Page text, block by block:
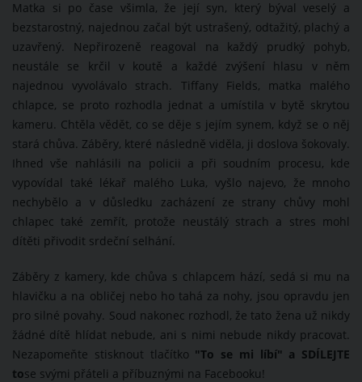
Matka si po čase všimla, že její syn, který býval veselý a
bezstarostný, najednou začal být ustrašený, odtažitý, plachý a
uzavřený. Nepřirozeně reagoval na každý prudký pohyb,
neustále se krčil v koutě a každé zvýšení hlasu v něm
najednou vyvolávalo strach. Tiffany Fields, matka malého
chlapce, se proto rozhodla jednat a umístila v bytě skrytou
kameru. Chtěla vědět, co se děje s jejím synem, když se o něj
stará chůva. Záběry, které následně viděla, ji doslova šokovaly.
Ihned vše nahlásili na policii a při soudním procesu, kde
vypovídal také lékař malého Luka, vyšlo najevo, že mnoho
nechybělo a v důsledku zacházení ze strany chůvy mohl
chlapec také zemřít, protože neustálý strach a stres mohl
dítěti přivodit srdeční selhání.
Záběry z kamery, kde chůva s chlapcem hází, sedá si mu na
hlavičku a na obličej nebo ho tahá za nohy, jsou opravdu jen
pro silné povahy. Soud nakonec rozhodl, že tato žena už nikdy
žádné dítě hlídat nebude, ani s nimi nebude nikdy pracovat.
Nezapomeňte stisknout tlačítko "To se mi líbí" a SDÍLEJTE
tose svými přáteli a příbuznými na Facebooku!